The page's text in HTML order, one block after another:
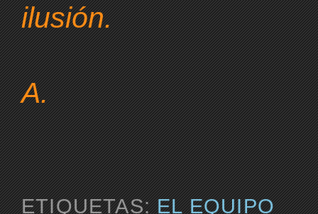
ilusión.
A.
ETIQUETAS:EL EQUIPO